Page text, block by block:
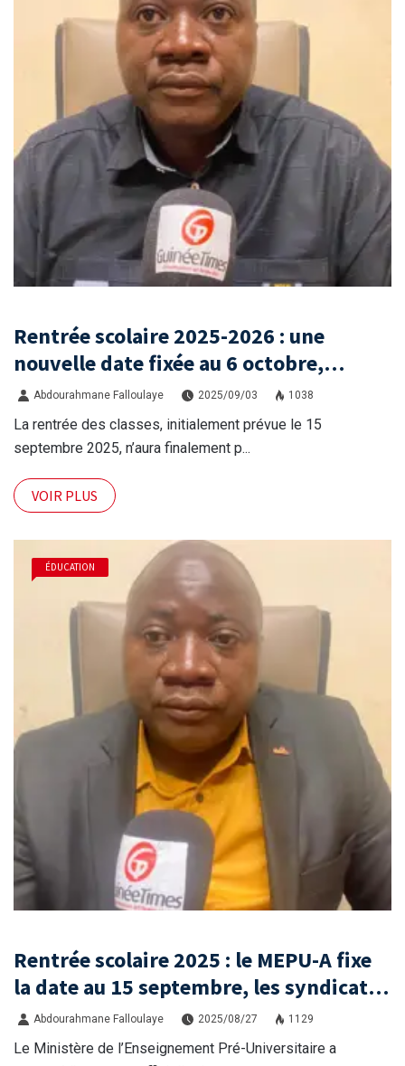
Rentrée scolaire 2025-2026 : une
nouvelle date fixée au 6 octobre,
inquiétudes et espoirs
Abdourahmane Falloulaye 2025/09/03 1038
La rentrée des classes, initialement prévue le 15
septembre 2025, n’aura finalement p...
VOIR PLUS
ÉDUCATION
Rentrée scolaire 2025 : le MEPU-A fixe
la date au 15 septembre, les syndicats
protestent
Abdourahmane Falloulaye 2025/08/27 1129
Le Ministère de l’Enseignement Pré-Universitaire a